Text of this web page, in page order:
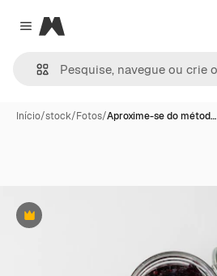
Close menu
Magnific
Início/stock/Fotos/Aproxime-se do métod…
Premium